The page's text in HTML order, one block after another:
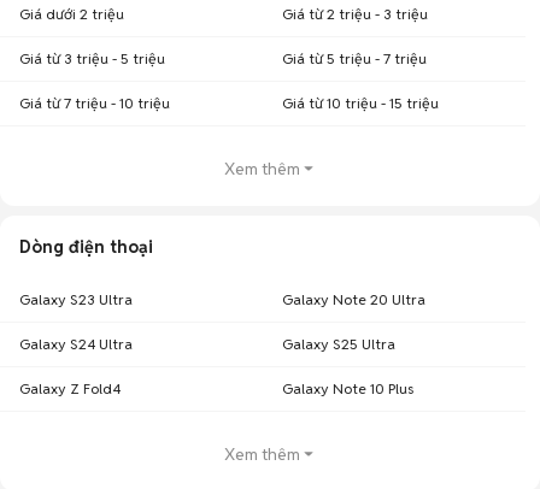
Giá dưới 2 triệu Giá từ 2 triệu - 3 triệu
Giá từ 3 triệu - 5 triệu Giá từ 5 triệu - 7 triệu
Giá từ 7 triệu - 10 triệu Giá từ 10 triệu - 15 triệu
Xem thêm
Dòng điện thoại
Galaxy S23 Ultra Galaxy Note 20 Ultra
Galaxy S24 Ultra Galaxy S25 Ultra
Galaxy Z Fold4 Galaxy Note 10 Plus
Xem thêm